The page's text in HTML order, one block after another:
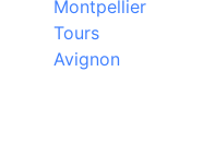
Montpellier
Tours
Avignon